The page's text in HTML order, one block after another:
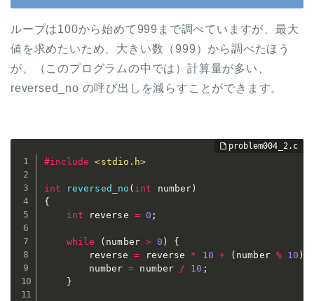
ループは100から始めて999まで調べていますが、最大
値を求めたいため、大きい数（999）から調べたほう
が、（このプログラムの中では）計算量が多い、
reversed_no の呼び出しを減らすことができます。
#include <stdio.h>
int reversed_no ( int number )
{
int reverse = 0 ;
while ( number > 0 )
{
		reverse
= reverse * 10 + ( number % 10 )
		number
= number / 10 ;
}